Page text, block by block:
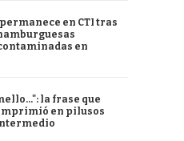
en CTI tras
en
la frase que
en pilusos